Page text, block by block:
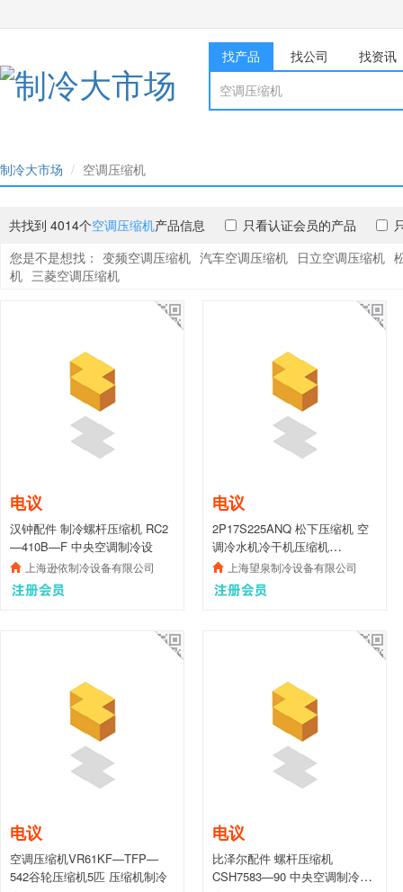
找产品 找公司 找资讯
制冷大市场 空调压缩机
共找到 4014个空调压缩机产品信息 只看认证会员的产品
您是不是想找： 变频空调压缩机 汽车空调压缩机 日立空调压缩机
机 三菱空调压缩机
电议
汉钟配件 制冷螺杆压缩机 RC2
—410B—F 中央空调制冷设
上海逊依制冷设备有限公司
电议
2P17S225ANQ 松下压缩机 空
调冷水机冷干机压缩机
Panasonic
上海望泉制冷设备有限公司
电议
空调压缩机VR61KF—TFP—
542谷轮压缩机5匹 压缩机制冷
电议
比泽尔配件 螺杆压缩机
CSH7583—90 中央空调制冷设